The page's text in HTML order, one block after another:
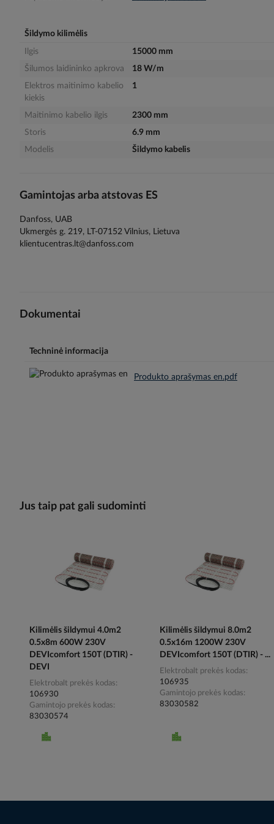
Šildymo kilimėlis
Ilgis
15000 mm
Šilumos laidininko apkrova
18 W/m
Elektros maitinimo kabelio
kiekis
1
Maitinimo kabelio ilgis
2300 mm
Storis
6.9 mm
Modelis
Šildymo kabelis
Gamintojas arba atstovas ES
Danfoss, UAB
Ukmergės g. 219, LT-07152 Vilnius, Lietuva
klientucentras.lt@danfoss.com
Dokumentai
Techninė informacija
Produkto aprašymas en.pdf
Jus taip pat gali sudominti
Kilimėlis šildymui 4.0m2
0.5x8m 600W 230V
DEVIcomfort 150T (DTIR) -
DEVI
Elektrobalt prekės kodas
106930
Gamintojo prekės kodas
83030574
Kilimėlis šildymui 8.0m2
0.5x16m 1200W 230V
DEVIcomfort 150T (DTIR) - ...
Elektrobalt prekės kodas
106935
Gamintojo prekės kodas
83030582